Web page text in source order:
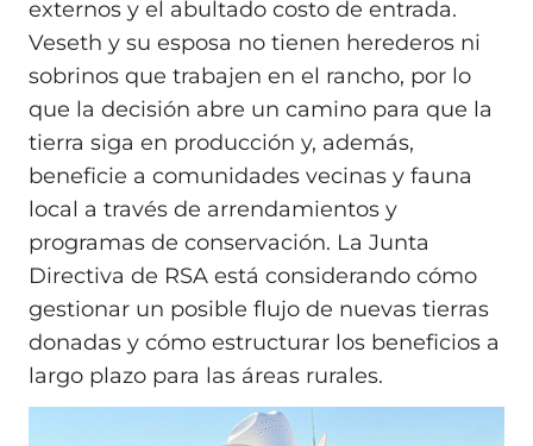
externos y el abultado costo de entrada.
Veseth y su esposa no tienen herederos ni
sobrinos que trabajen en el rancho, por lo
que la decisión abre un camino para que la
tierra siga en producción y, además,
beneficie a comunidades vecinas y fauna
local a través de arrendamientos y
programas de conservación. La Junta
Directiva de RSA está considerando cómo
gestionar un posible flujo de nuevas tierras
donadas y cómo estructurar los beneficios a
largo plazo para las áreas rurales.